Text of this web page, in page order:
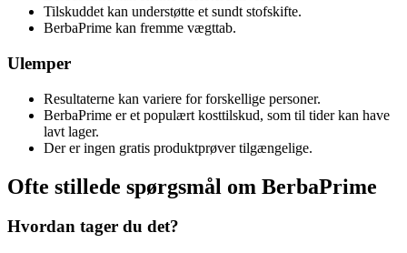
Tilskuddet kan understøtte et sundt stofskifte.
BerbaPrime kan fremme vægttab.
Ulemper
Resultaterne kan variere for forskellige personer.
BerbaPrime er et populært kosttilskud, som til tider kan have
lavt lager.
Der er ingen gratis produktprøver tilgængelige.
Ofte stillede spørgsmål om BerbaPrime
Hvordan tager du det?